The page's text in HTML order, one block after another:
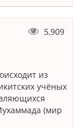
5,909
из
учёных
(мир